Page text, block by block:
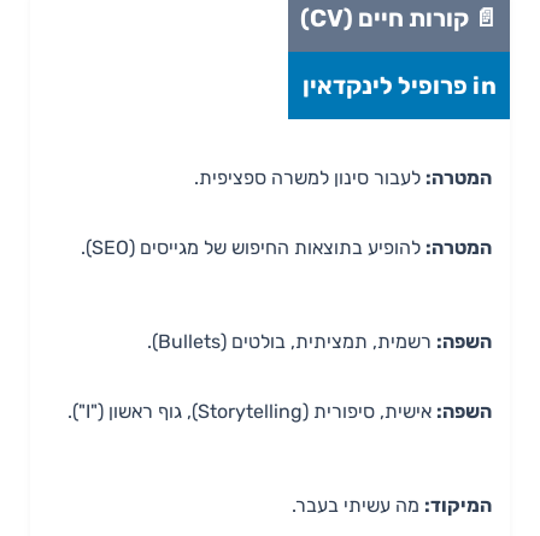
📄 קורות חיים (CV)
in פרופיל לינקדאין
המטרה: לעבור סינון למשרה ספציפית.
המטרה: להופיע בתוצאות החיפוש של מגייסים (SEO).
השפה: רשמית, תמציתית, בולטים (Bullets).
השפה: אישית, סיפורית (Storytelling), גוף ראשון ("I").
המיקוד: מה עשיתי בעבר.